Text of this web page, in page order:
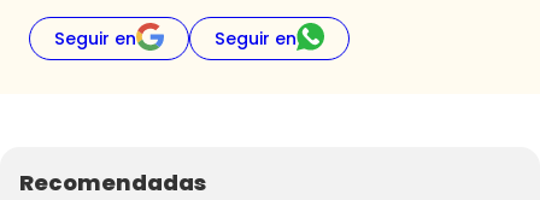
Seguir en Seguir en
Recomendadas